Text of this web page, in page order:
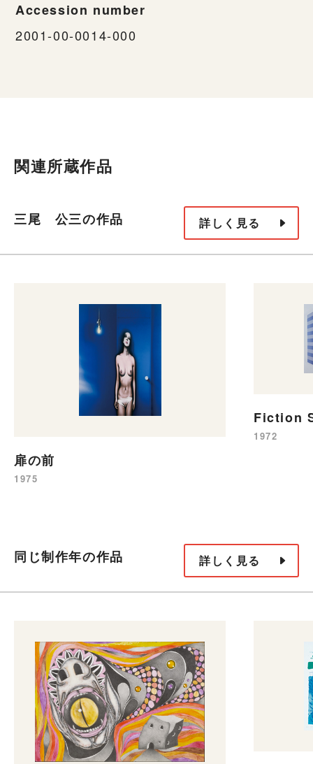
Accession number
2001-00-0014-000
関連所蔵作品
三尾 公三の作品 詳しく見る
扉の前
1975
Fiction
1972
同じ制作年の作品 詳しく見る